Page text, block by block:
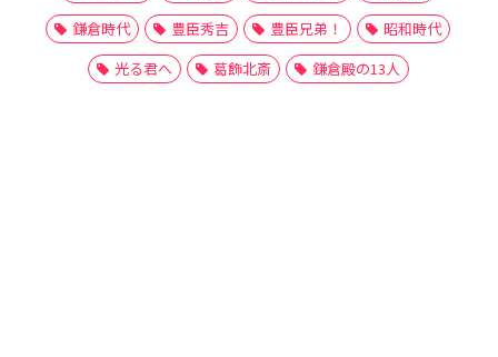
鎌倉時代
豊臣秀吉 豊臣兄弟！
昭和時代
光る君へ
葛飾北斎 鎌倉殿の13人